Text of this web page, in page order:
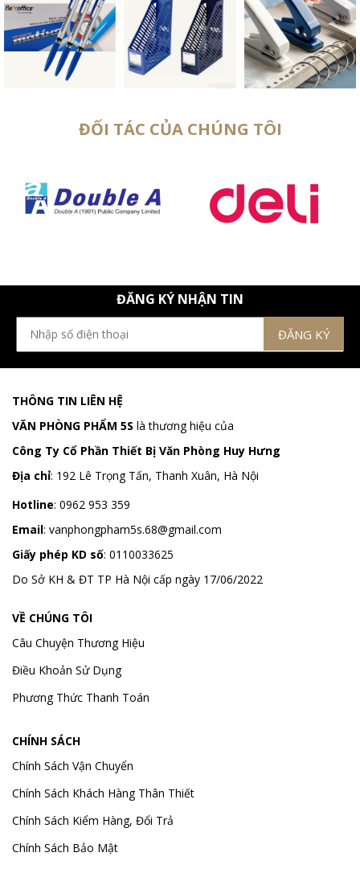
ĐỐI TÁC CỦA CHÚNG TÔI
ĐĂNG KÝ NHẬN TIN
THÔNG TIN LIÊN HỆ
VĂN PHÒNG PHẨM 5S là thương hiệu của
Công Ty Cổ Phần Thiết Bị Văn Phòng Huy Hưng
Địa chỉ: 192 Lê Trọng Tấn, Thanh Xuân, Hà Nội
Hotline: 0962 953 359
Email: vanphongpham5s.68@gmail.com
Giấy phép KD số: 0110033625
Do Sở KH & ĐT TP Hà Nội cấp ngày 17/06/2022
VỀ CHÚNG TÔI
Câu Chuyện Thương Hiệu
Điều Khoản Sử Dụng
Phương Thức Thanh Toán
CHÍNH SÁCH
Chính Sách Vận Chuyển
Chính Sách Khách Hàng Thân Thiết
Chính Sách Kiểm Hàng, Đổi Trả
Chính Sách Bảo Mật